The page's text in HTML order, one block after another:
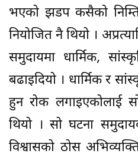
भएको झडप कसैको निम्ति
नियोजित नै थियो ।
समुदायमा धार्मिक,
बढाइदियो । धार्मिक र
हुन रोक लगाइएकोलाई
थियो । सो घटना
विश्वासको ठोस